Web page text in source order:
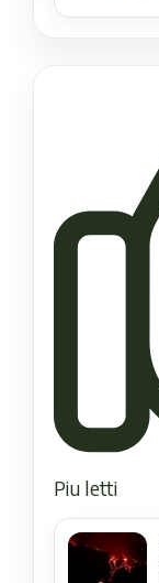
Piu letti